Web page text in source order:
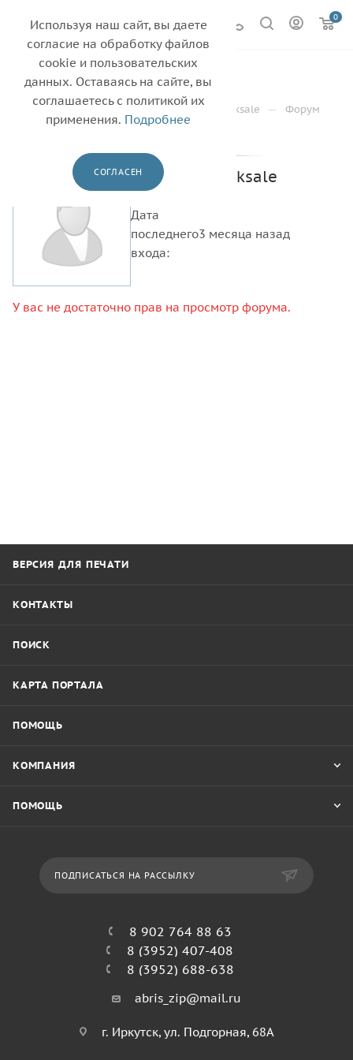
0
Форум
Главная — О компании — worksale worksale — Форум
worksale worksale
Дата
последнего
входа:
3 месяца назад
У вас не достаточно прав на просмотр форума.
ВЕРСИЯ ДЛЯ ПЕЧАТИ
КОНТАКТЫ
ПОИСК
КАРТА ПОРТАЛА
ПОМОЩЬ
КОМПАНИЯ
ПОМОЩЬ
ПОДПИСАТЬСЯ НА РАССЫЛКУ
8 902 764 88 63
8 (3952) 407-408
8 (3952) 688-638
abris_zip@mail.ru
г. Иркутск, ул. Подгорная, 68А
Используя наш сайт, вы даете
согласие на обработку файлов
cookie и пользовательских
данных. Оставаясь на сайте, вы
соглашаетесь с политикой их
применения. Подробнее
СОГЛАСЕН